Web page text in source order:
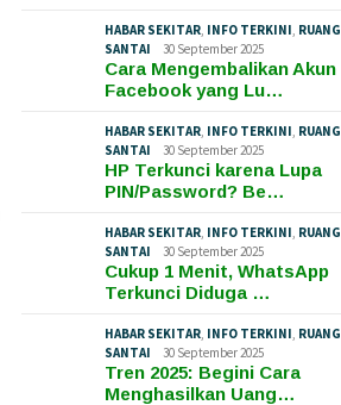
HABAR SEKITAR INFO TERKINI RUANG
SANTAI
30 September 2025
Cara Mengembalikan Akun
Facebook yang Lu…
HABAR SEKITAR INFO TERKINI RUANG
SANTAI
30 September 2025
HP Terkunci karena Lupa
PIN/Password? Be…
HABAR SEKITAR INFO TERKINI RUANG
SANTAI
30 September 2025
Cukup 1 Menit, WhatsApp
Terkunci Diduga …
HABAR SEKITAR INFO TERKINI RUANG
SANTAI
30 September 2025
Tren 2025: Begini Cara
Menghasilkan Uang…